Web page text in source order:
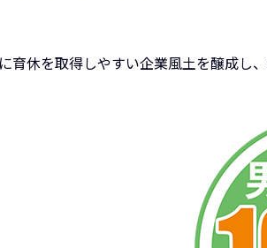
育休を取得しやすい企業風土を醸成し